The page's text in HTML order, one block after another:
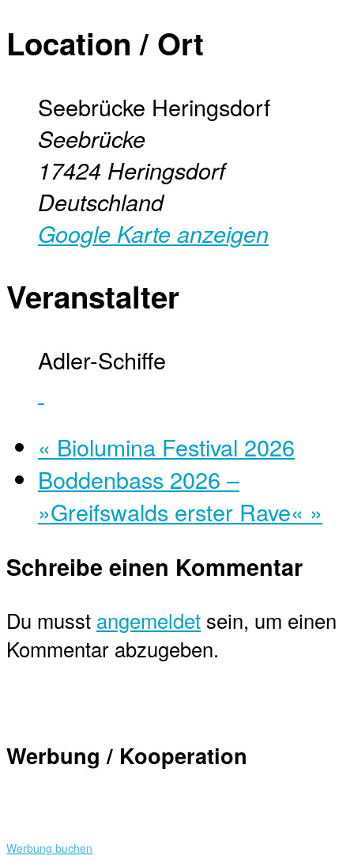
Location / Ort
Seebrücke Heringsdorf
Seebrücke
17424 Heringsdorf
Deutschland
Google Karte anzeigen
Veranstalter
Adler-Schiffe
« Biolumina Festival 2026
Boddenbass 2026 –
»Greifswalds erster Rave« »
Schreibe einen Kommentar
Du musst angemeldet sein, um einen
Kommentar abzugeben.
Werbung / Kooperation
Werbung buchen